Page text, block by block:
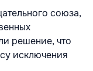
союза,
решение, что
исключения